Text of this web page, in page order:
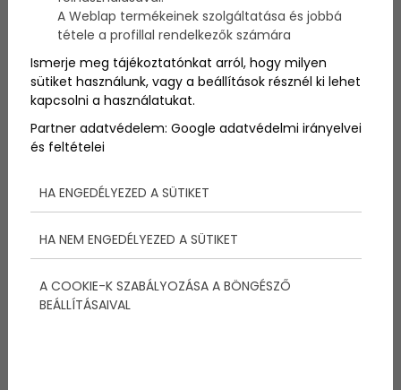
2014. szeptember 23.
- aztán pedig a reakciójukon döbbenünk meg, mikor
rájönnek - vagy elmondunk nekik bizonyos dolgokat.
Így van ez ebben az esetben is. A kislány most tudja
meg, hogy szeretett kistestvére egyszer fel fog nőni.
A reakcióján nem lehet nem könnyezni! :)
A Weblap termékeinek szolgáltatása és jobbá
tétele a profillal rendelkezők számára
Ismerje meg tájékoztatónkat arról, hogy milyen
sütiket használunk, vagy a beállítások résznél ki lehet
kapcsolni a használatukat.
Partner adatvédelem: Google adatvédelmi irányelvei
és feltételei
HA ENGEDÉLYEZED A SÜTIKET
HA NEM ENGEDÉLYEZED A SÜTIKET
A COOKIE-K SZABÁLYOZÁSA A BÖNGÉSZŐ
BEÁLLÍTÁSAIVAL